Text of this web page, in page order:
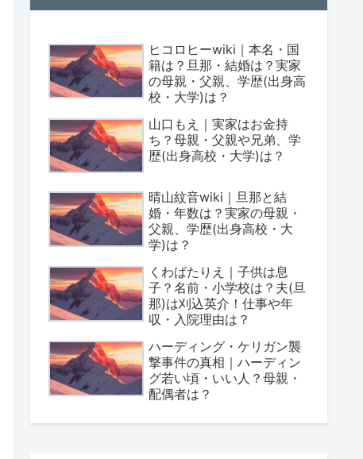
ヒコロヒーwiki｜本名・国
籍は？旦那・結婚は？実家
の母親・父親、学歴(出身高
校・大学)は？
山口もえ｜実家はお金持
ち？母親・父親や兄弟、学
歴(出身高校・大学)は？
晴山紋音wiki｜旦那と結
婚・年数は？実家の母親・
父親、学歴(出身高校・大
学)は？
くわばたりえ｜子供は息
子？名前・小学校は？夫(旦
那)は刈込英介！仕事や年
収・入院理由は？
ハーディング・ケリガン襲
撃事件の真相｜ハーディン
グ若い頃・いい人？母親・
配偶者は？